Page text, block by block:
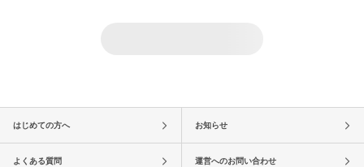
はじめての方へ お知らせ
よくある質問 運営へのお問い合わせ